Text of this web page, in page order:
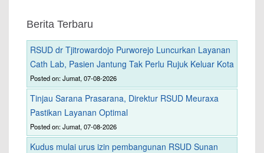
Berita Terbaru
RSUD dr Tjitrowardojo Purworejo Luncurkan Layanan
Cath Lab, Pasien Jantung Tak Perlu Rujuk Keluar Kota
Posted on: Jumat, 07-08-2026
Tinjau Sarana Prasarana, Direktur RSUD Meuraxa
Pastikan Layanan Optimal
Posted on: Jumat, 07-08-2026
Kudus mulai urus izin pembangunan RSUD Sunan